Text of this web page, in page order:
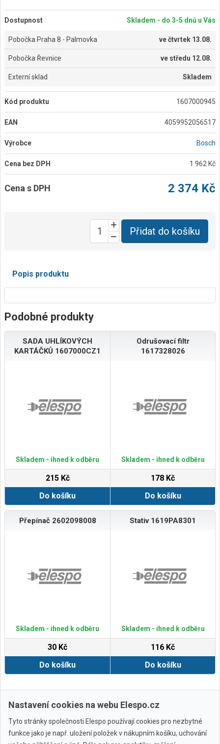
Dostupnost Skladem - do 3-5 dnů u Vás
Pobočka Praha 8 - Palmovka večtvrtek 13.08.
Pobočka Řevnice ve středu 12.08.
Externí sklad Skladem
Kód produktu 1607000945
EAN 4059952056517
Výrobce Bosch
Cena bez DPH 1 962 Kč
Cena s DPH 2 374 Kč
Přidat do košíku
Popis produktu
Podobné produkty
SADA UHLÍKOVÝCH
KARTÁČKŮ 1607000CZ1
Skladem - ihned k odběru
215 Kč
Do košíku
Odrušovací filtr
1617328026
Skladem - ihned k odběru
178 Kč
Do košíku
Přepínač 2602098008
Skladem - ihned k odběru
30 Kč
Do košíku
Stativ 1619PA8301
Skladem - ihned k odběru
116 Kč
Do košíku
Zobrazit další
Nastavení cookies na webu Elespo.cz
Tyto stránky společnosti Elespo používají cookies pro nezbytné
funkce jako je např. uložení položek v nákupním košíku, uchování